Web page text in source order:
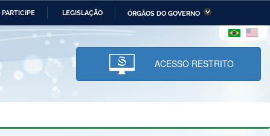
PARTICIPE LEGISLAÇÃO ÓRGÃOS DO GOVERNO
da Economia Ministério da Infraestrutura
Ministério da Ciência,
Tecnologia, Inovações e
Comunicações
Direitos Humanos
ACESSO RESTRITO